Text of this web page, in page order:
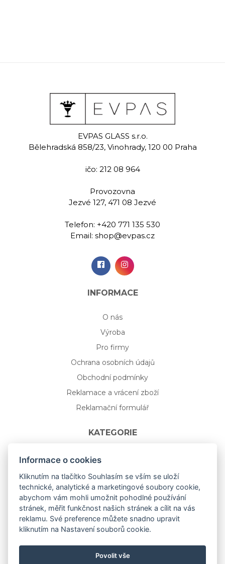
Column
Ručně rytá sklenice na
vodu 420 ml
Přidat do
EVPAS GLASS s.r.o.
Bělehradská 858/23, Vinohrady, 120 00 Praha
ičo: 212 08 964
Provozovna
Jezvé 127, 471 08 Jezvé
Telefon: +420 771 135 530
Email: shop@evpas.cz
INFORMACE
O nás
Výroba
Pro firmy
Ochrana osobních údajů
Obchodní podmínky
Reklamace a vrácení zboží
Reklamační formulář
KATEGORIE
Nápojové sklo
Bydlení
Dárkový poukaz na míru
Mystery box
Kolekce
NOVÁ rozkvetlá KOLEKCE 🌸🌼
Informace o cookies
Kliknutím na tlačítko Souhlasím se vším se uloží
technické, analytické a marketingové soubory cookie,
abychom vám mohli umožnit pohodlné používání
stránek, měřit funkčnost našich stránek a cílit na vás
reklamu. Své preference můžete snadno upravit
kliknutím na Nastavení souborů cookie.
Povolit vše